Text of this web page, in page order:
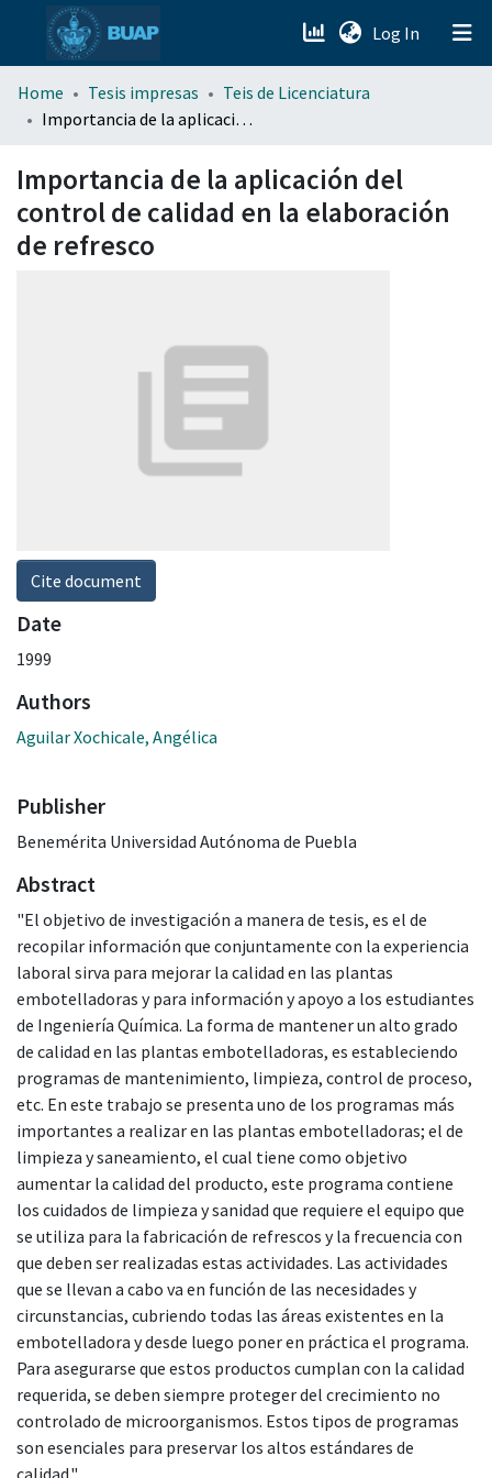
Log In (current)
menu.section.about_menu
Home Tesis impresas
Teis de Licenciatura
Importancia de la aplicación del control de calidad en la elaboración de refresco
Importancia de la aplicación del
control de calidad en la elaboración
de refresco
Cite document
Date
1999
Authors
Aguilar Xochicale, Angélica
Publisher
Benemérita Universidad Autónoma de Puebla
Abstract
"El objetivo de investigación a manera de tesis, es el de
recopilar información que conjuntamente con la experiencia
laboral sirva para mejorar la calidad en las plantas
embotelladoras y para información y apoyo a los estudiantes
de Ingeniería Química. La forma de mantener un alto grado
de calidad en las plantas embotelladoras, es estableciendo
programas de mantenimiento, limpieza, control de proceso,
etc. En este trabajo se presenta uno de los programas más
importantes a realizar en las plantas embotelladoras; el de
limpieza y saneamiento, el cual tiene como objetivo
aumentar la calidad del producto, este programa contiene
los cuidados de limpieza y sanidad que requiere el equipo que
se utiliza para la fabricación de refrescos y la frecuencia con
que deben ser realizadas estas actividades. Las actividades
que se llevan a cabo va en función de las necesidades y
circunstancias, cubriendo todas las áreas existentes en la
embotelladora y desde luego poner en práctica el programa.
Para asegurarse que estos productos cumplan con la calidad
requerida, se deben siempre proteger del crecimiento no
controlado de microorganismos. Estos tipos de programas
son esenciales para preservar los altos estándares de
calidad."